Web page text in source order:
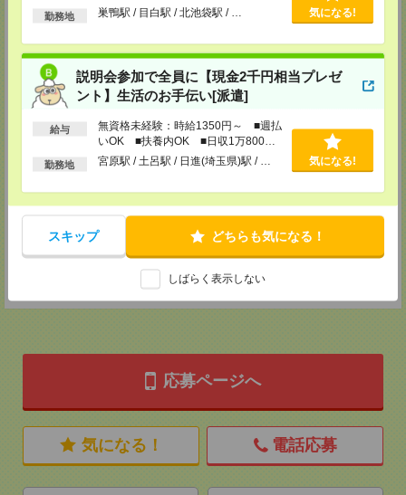
以上
勤務地 巣鴨駅 / 目白駅 / 北池袋駅 / … 気になる!
説明会参加で全員に【現金2千円相当プレゼ
ント】生活のお手伝い[派遣]
給与
無資格未経験：時給1350円～ ■週払
いOK ■扶養内OK ■日収1万800円
以上
勤務地 宮原駅 / 土呂駅 / 日進(埼玉県)駅 / … 気になる!
スキップ どちらも気になる！
しばらく表示しない
TEL：0120-934-200
担当：採用担当
メディカルケア事業部 町田オフィス
東京都町田市森野1-7-23 大樹生命町田ビル6F
TEL：0120-453-285
担当：採用担当
メディカルケア事業部 横浜オフィス
神奈川県横浜市保土ケ谷区神戸町134 横浜ビジネスパークサウスタワー
2F B区画
MAIL：
tenshoku@nikken-ts.jp
担当：採用担当
登録交通費
★今ならご来社登録でQUOカード2000円分をプレゼント中★
応募ページへ
気になる！ 電話応募